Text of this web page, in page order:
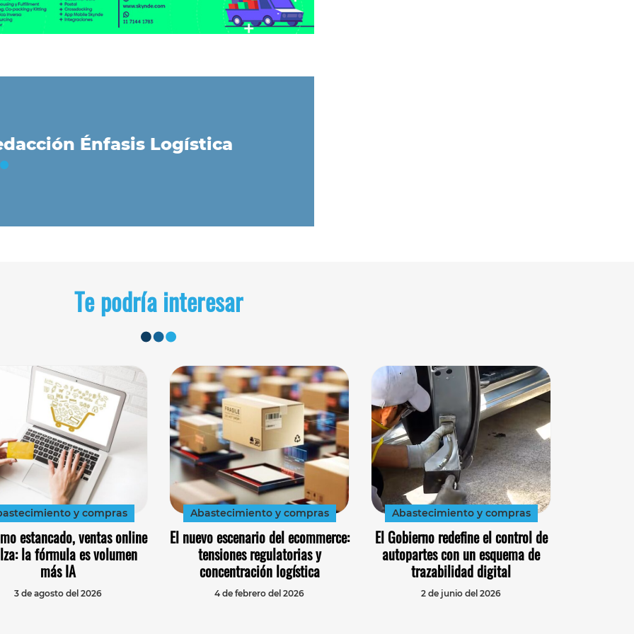
Énfasis Logística
Te podría interesar
y compras
estancado, ventas online
la fórmula es volumen
más IA
3 de agosto del 2026
Abastecimiento y compras
El nuevo escenario del ecommerce:
tensiones regulatorias y
concentración logística
4 de febrero del 2026
Abastecimiento y compras
El Gobierno redefine el control de
autopartes con un esquema de
trazabilidad digital
2 de junio del 2026